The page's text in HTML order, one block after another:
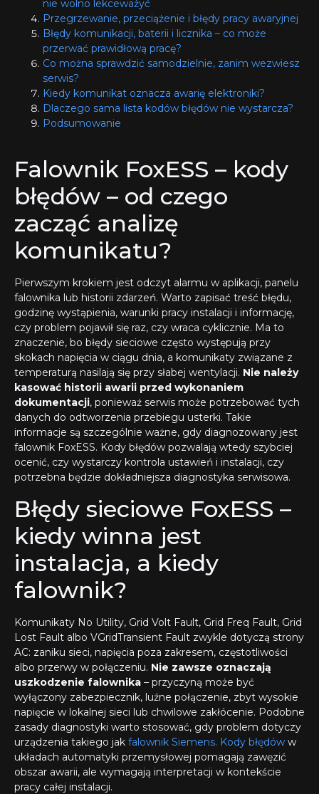
nie wolno lekceważyć
Przegrzewanie, przeciążenie i błędy pracy awaryjnej
Błędy komunikacji, baterii i licznika – co może
przerwać prawidłową pracę?
Co można sprawdzić samodzielnie, zanim wezwiesz
serwis?
Kiedy komunikat oznacza awarię elektroniki?
Dlaczego sama lista kodów błędów nie wystarcza?
Podsumowanie
Falownik FoxESS – kody
błędów – od czego
zacząć analizę
komunikatu?
Pierwszym krokiem jest odczyt alarmu w aplikacji, panelu
falownika lub historii zdarzeń. Warto zapisać treść błędu,
godzinę wystąpienia, warunki pracy instalacji i informację,
czy problem pojawił się raz, czy wraca cyklicznie. Ma to
znaczenie, bo błędy sieciowe często występują przy
skokach napięcia w ciągu dnia, a komunikaty związane z
temperaturą nasilają się przy słabej wentylacji. Nie należy
kasować historii awarii przed wykonaniem
dokumentacji, ponieważ serwis może potrzebować tych
danych do odtworzenia przebiegu usterki. Takie
informacje są szczególnie ważne, gdy diagnozowany jest
falownik FoxESS. Kody błędów pozwalają wtedy szybciej
ocenić, czy wystarczy kontrola ustawień i instalacji, czy
potrzebna będzie dokładniejsza diagnostyka serwisowa.
Błędy sieciowe FoxESS –
kiedy winna jest
instalacja, a kiedy
falownik?
Komunikaty No Utility, Grid Volt Fault, Grid Freq Fault, Grid
Lost Fault albo VGridTransient Fault zwykle dotyczą strony
AC: zaniku sieci, napięcia poza zakresem, częstotliwości
albo przerwy w połączeniu. Nie zawsze oznaczają
uszkodzenie falownika – przyczyną może być
wyłączony zabezpiecznik, luźne połączenie, zbyt wysokie
napięcie w lokalnej sieci lub chwilowe zakłócenie. Podobne
zasady diagnostyki warto stosować, gdy problem dotyczy
urządzenia takiego jak falownik Siemens. Kody błędów w
układach automatyki przemysłowej pomagają zawęzić
obszar awarii, ale wymagają interpretacji w kontekście
pracy całej instalacji.